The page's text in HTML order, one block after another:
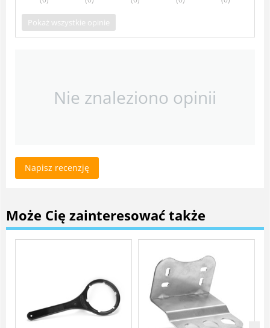
Pokaż wszystkie opinie
Nie znaleziono opinii
Napisz recenzję
Może Cię zainteresować także